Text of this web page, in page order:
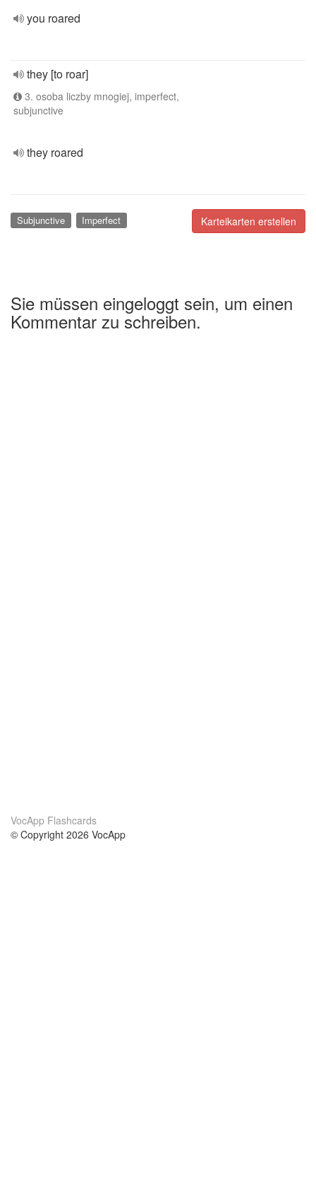
you roared
they [to roar]
3. osoba liczby mnogiej, imperfect,
subjunctive
they roared
Karteikarten erstellen
Subjunctive Imperfect
Sie müssen eingeloggt sein, um einen
Kommentar zu schreiben.
VocApp Flashcards
© Copyright 2026 VocApp